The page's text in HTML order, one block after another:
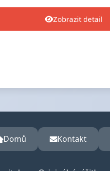
Zobrazit detail
Domů Kontakt